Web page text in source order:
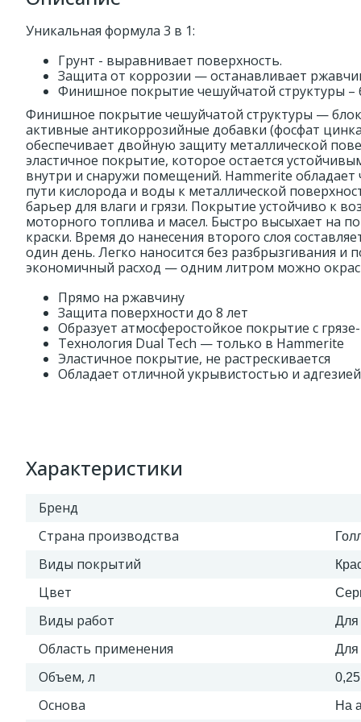
Уникальная формула 3 в 1:
Грунт - выравнивает поверхность.
Защита от коррозии — останавливает
Финишное покрытие чешуйчатой структуры –
Финишное покрытие чешуйчатой структуры —
активные антикоррозийные добавки (фосфат
обеспечивает двойную защиту металлической
эластичное покрытие, которое остается
внутри и снаружи помещений. Hammerite
пути кислорода и воды к металлической
барьер для влаги и грязи. Покрытие устойчиво к
моторного топлива и масел. Быстро высыхает на
краски. Время до нанесения второго слоя
один день. Легко наносится без разбрызгивания и
экономичный расход — одним литром можно
Прямо на ржавчину
Защита поверхности до 8 лет
Образует атмосферостойкое покрытие с
Технология Dual Tech — только в Hammerite
Эластичное покрытие, не растрескивается
Обладает отличной укрывистостью и
Характеристики
Бренд
Страна производства
Виды покрытий
Цвет
Виды работ Для
Область применения Для
Объем, л
Основа На